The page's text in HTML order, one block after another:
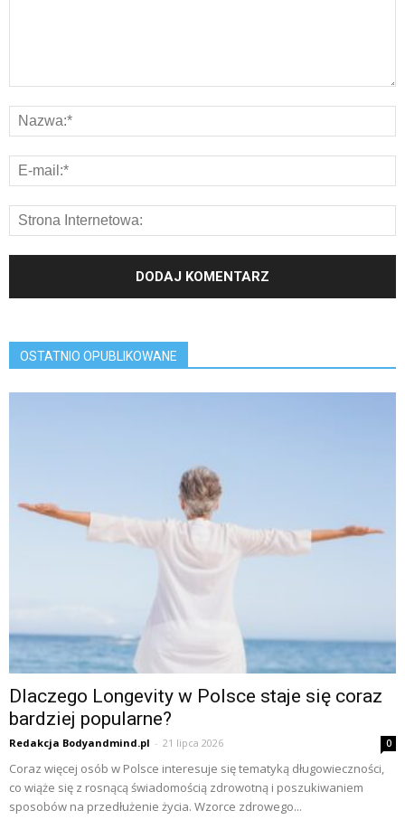
OSTATNIO OPUBLIKOWANE
Dlaczego Longevity w Polsce staje się coraz
bardziej popularne?
Redakcja Bodyandmind.pl - 21 lipca 2026 0
Coraz więcej osób w Polsce interesuje się tematyką długowieczności,
co wiąże się z rosnącą świadomością zdrowotną i poszukiwaniem
sposobów na przedłużenie życia. Wzorce zdrowego...